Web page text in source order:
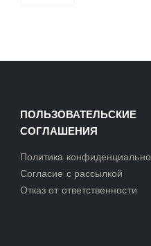
ПОЛЬЗОВАТЕЛЬСКИЕ
СОГЛАШЕНИЯ
Политика
Согласие с рассылкой
Отказ от ответственности